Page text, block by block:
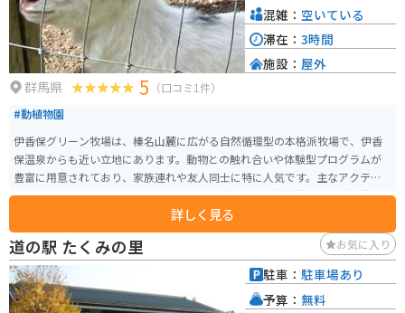
群馬県 5 （口コミ1件）
#動植物園
伊香保グリーン牧場は、榛名山麓に広がる自然循環型の本格派牧場で、伊香
保温泉からも近い立地にあります。動物との触れ合いや体験型プログラムが
豊富に用意されており、家族連れや友人同士に特に人気です。主なアクティ
ビティには、乗馬体験やウサギやヤギとの触れ合い、牧羊犬による大迫力の
シープドッグショー、牛の乳搾り体験などがあります。また、手作りバター
やソーセージ作りの体験も楽しめ、子供から大人まで楽しむことができま
す。 広大な芝生広場やこども遊園地もあり、アーチェリーやパターゴルフと
いった遊びも楽しめます。季節ごとのイベントも充実しており、春には桜、
夏には緑、秋には紅葉が楽しめます。牧場内のカフェやレストランでは、自
家製のミルクやソフトクリーム、新鮮な食材を使った料理を味わうことがで
詳しく見る
混雑： 空いている
滞在： 3時間
施設： 屋外
道の駅 たくみの里 お気に入り
駐車： 駐車場あり
予算： 無料